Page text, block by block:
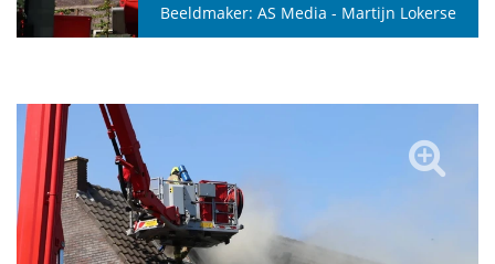
Beeldmaker: AS Media - Martijn Lokerse